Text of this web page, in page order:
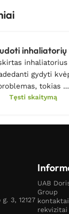
inhaliatorių
gydyti
tokias ...
Tęsti skaitymą
3, 12127
UAB
Group
rekvizitai